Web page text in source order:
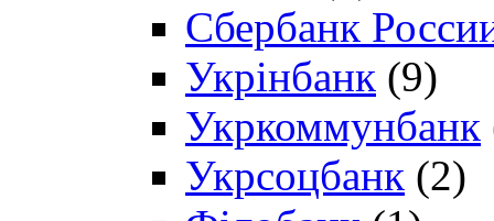
Сбербанк
Укрінбанк (9)
Укркоммунбанк
Укрсоцбанк (2)